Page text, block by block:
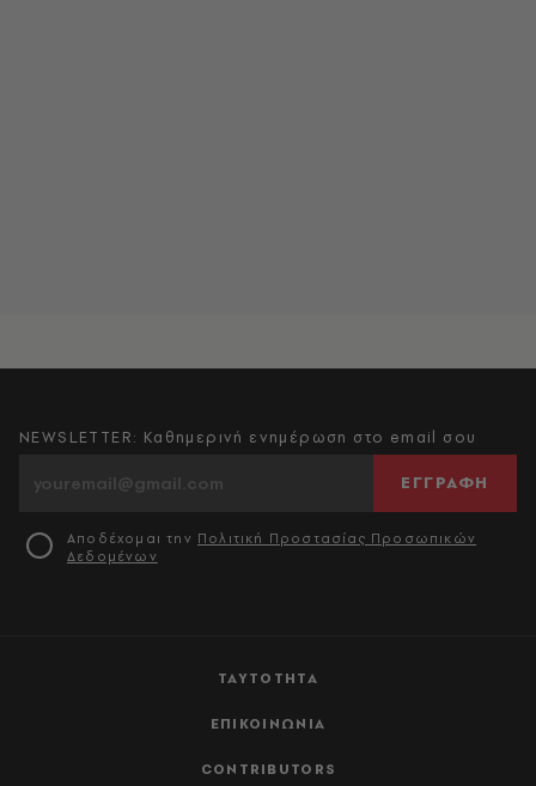
ΤΑΥΤΟΤΗΤΑ
ΕΠΙΚΟΙΝΩΝΙΑ
CONTRIBUTORS
NEWSLETTER: Καθημερινή ενημέρωση στο email σου
ΕΓΓΡΑΦΗ
Αποδέχομαι την Πολιτική Προστασίας Προσωπικών
Δεδομένων